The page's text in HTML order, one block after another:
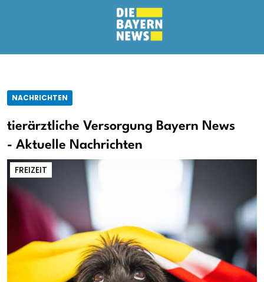
NACHRICHTEN
tierärztliche Versorgung Bayern News
- Aktuelle Nachrichten
FREIZEIT